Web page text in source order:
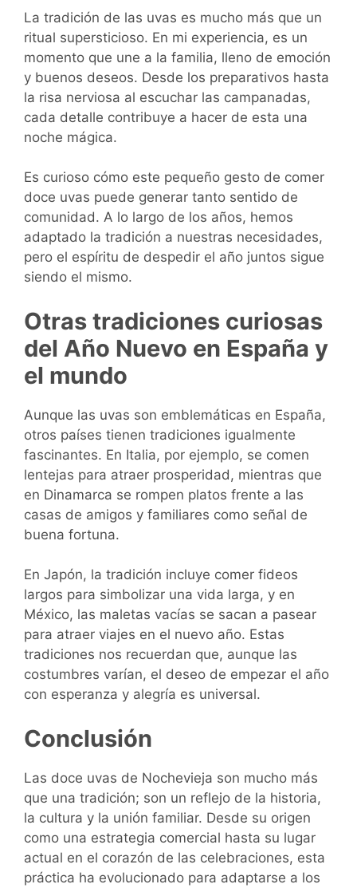
La tradición de las uvas es mucho más que un
ritual supersticioso. En mi experiencia, es un
momento que une a la familia, lleno de emoción
y buenos deseos. Desde los preparativos hasta
la risa nerviosa al escuchar las campanadas,
cada detalle contribuye a hacer de esta una
noche mágica.
Es curioso cómo este pequeño gesto de comer
doce uvas puede generar tanto sentido de
comunidad. A lo largo de los años, hemos
adaptado la tradición a nuestras necesidades,
pero el espíritu de despedir el año juntos sigue
siendo el mismo.
Otras tradiciones curiosas
del Año Nuevo en España y
el mundo
Aunque las uvas son emblemáticas en España,
otros países tienen tradiciones igualmente
fascinantes. En Italia, por ejemplo, se comen
lentejas para atraer prosperidad, mientras que
en Dinamarca se rompen platos frente a las
casas de amigos y familiares como señal de
buena fortuna.
En Japón, la tradición incluye comer fideos
largos para simbolizar una vida larga, y en
México, las maletas vacías se sacan a pasear
para atraer viajes en el nuevo año. Estas
tradiciones nos recuerdan que, aunque las
costumbres varían, el deseo de empezar el año
con esperanza y alegría es universal.
Conclusión
Las doce uvas de Nochevieja son mucho más
que una tradición; son un reflejo de la historia,
la cultura y la unión familiar. Desde su origen
como una estrategia comercial hasta su lugar
actual en el corazón de las celebraciones, esta
práctica ha evolucionado para adaptarse a los